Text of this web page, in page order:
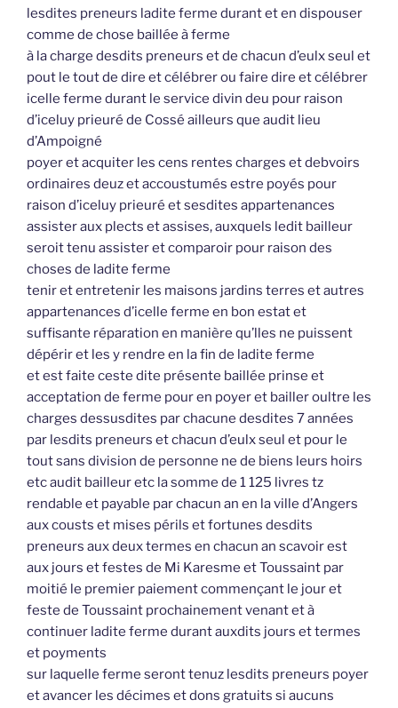
lesdites preneurs ladite ferme durant et en dispouser
comme de chose baillée à ferme
à la charge desdits preneurs et de chacun d’eulx seul et
pout le tout de dire et célébrer ou faire dire et célébrer
icelle ferme durant le service divin deu pour raison
d’iceluy prieuré de Cossé ailleurs que audit lieu
d’Ampoigné
poyer et acquiter les cens rentes charges et debvoirs
ordinaires deuz et accoustumés estre poyés pour
raison d’iceluy prieuré et sesdites appartenances
assister aux plects et assises, auxquels ledit bailleur
seroit tenu assister et comparoir pour raison des
choses de ladite ferme
tenir et entretenir les maisons jardins terres et autres
appartenances d’icelle ferme en bon estat et
suffisante réparation en manière qu’lles ne puissent
dépérir et les y rendre en la fin de ladite ferme
et est faite ceste dite présente baillée prinse et
acceptation de ferme pour en poyer et bailler oultre les
charges dessusdites par chacune desdites 7 années
par lesdits preneurs et chacun d’eulx seul et pour le
tout sans division de personne ne de biens leurs hoirs
etc audit bailleur etc la somme de 1 125 livres tz
rendable et payable par chacun an en la ville d’Angers
aux cousts et mises périls et fortunes desdits
preneurs aux deux termes en chacun an scavoir est
aux jours et festes de Mi Karesme et Toussaint par
moitié le premier paiement commençant le jour et
feste de Toussaint prochainement venant et à
continuer ladite ferme durant auxdits jours et termes
et poyments
sur laquelle ferme seront tenuz lesdits preneurs poyer
et avancer les décimes et dons gratuits si aucuns